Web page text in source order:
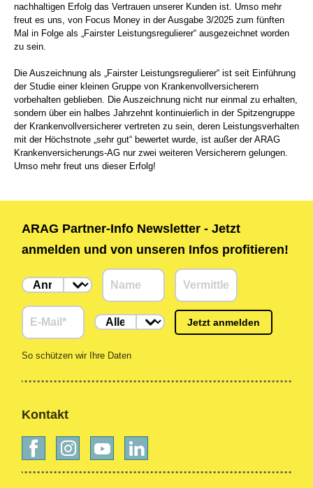
nachhaltigen Erfolg das Vertrauen unserer Kunden ist. Umso mehr
freut es uns, von Focus Money in der Ausgabe 3/2025 zum fünften
Mal in Folge als „Fairster Leistungsregulierer“ ausgezeichnet worden
zu sein.
Die Auszeichnung als „Fairster Leistungsregulierer“ ist seit Einführung
der Studie einer kleinen Gruppe von Krankenvollversicherern
vorbehalten geblieben. Die Auszeichnung nicht nur einmal zu erhalten,
sondern über ein halbes Jahrzehnt kontinuierlich in der Spitzengruppe
der Krankenvollversicherer vertreten zu sein, deren Leistungsverhalten
mit der Höchstnote „sehr gut“ bewertet wurde, ist außer der ARAG
Krankenversicherungs-AG nur zwei weiteren Versicherern gelungen.
Umso mehr freut uns dieser Erfolg!
ARAG Partner-Info Newsletter - Jetzt
anmelden und von unseren Infos profitieren!
Jetzt anmelden
So schützen wir Ihre Daten
Kontakt